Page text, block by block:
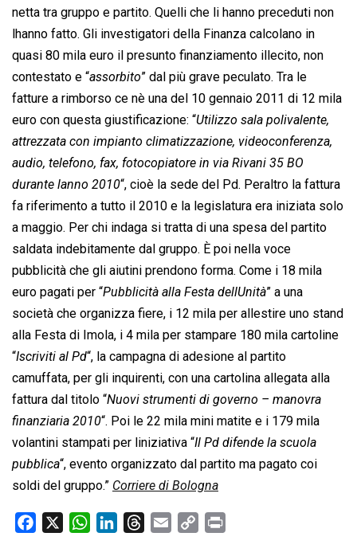
o
k
p
p
I
n
s
n
k
netta tra gruppo e partito. Quelli che li hanno preceduti non
lhanno fatto. Gli investigatori della Finanza calcolano in
quasi 80 mila euro il presunto finanziamento illecito, non
contestato e “assorbito” dal più grave peculato. Tra le
fatture a rimborso ce nè una del 10 gennaio 2011 di 12 mila
euro con questa giustificazione: “Utilizzo sala polivalente,
attrezzata con impianto climatizzazione, videoconferenza,
audio, telefono, fax, fotocopiatore in via Rivani 35 BO
durante lanno 2010“, cioè la sede del Pd. Peraltro la fattura
fa riferimento a tutto il 2010 e la legislatura era iniziata solo
a maggio. Per chi indaga si tratta di una spesa del partito
saldata indebitamente dal gruppo. È poi nella voce
pubblicità che gli aiutini prendono forma. Come i 18 mila
euro pagati per “Pubblicità alla Festa dellUnità” a una
società che organizza fiere, i 12 mila per allestire uno stand
alla Festa di Imola, i 4 mila per stampare 180 mila cartoline
“Iscriviti al Pd“, la campagna di adesione al partito
camuffata, per gli inquirenti, con una cartolina allegata alla
fattura dal titolo “Nuovi strumenti di governo – manovra
finanziaria 2010“. Poi le 22 mila mini matite e i 179 mila
volantini stampati per liniziativa “Il Pd difende la scuola
pubblica“, evento organizzato dal partito ma pagato coi
soldi del gruppo.” Corriere di Bologna
W